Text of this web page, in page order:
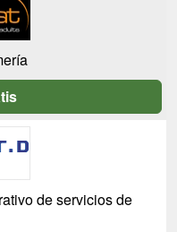
de servicios de